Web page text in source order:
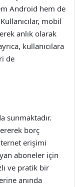
Android hem de
mobil
anlık olarak
kullanıcılara
de
sunmaktadır.
borç
erişimi
aboneler için
ve pratik bir
anında